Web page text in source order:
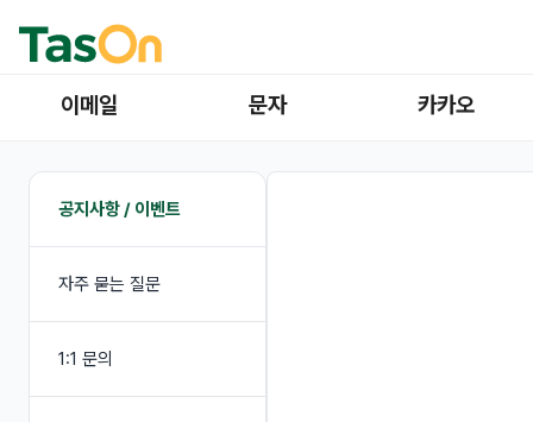
이메일 문자 카카오
공지사항 / 이벤트
자주 묻는 질문
1:1 문의